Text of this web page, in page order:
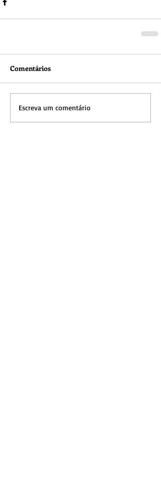
Comentários
Escreva um comentário